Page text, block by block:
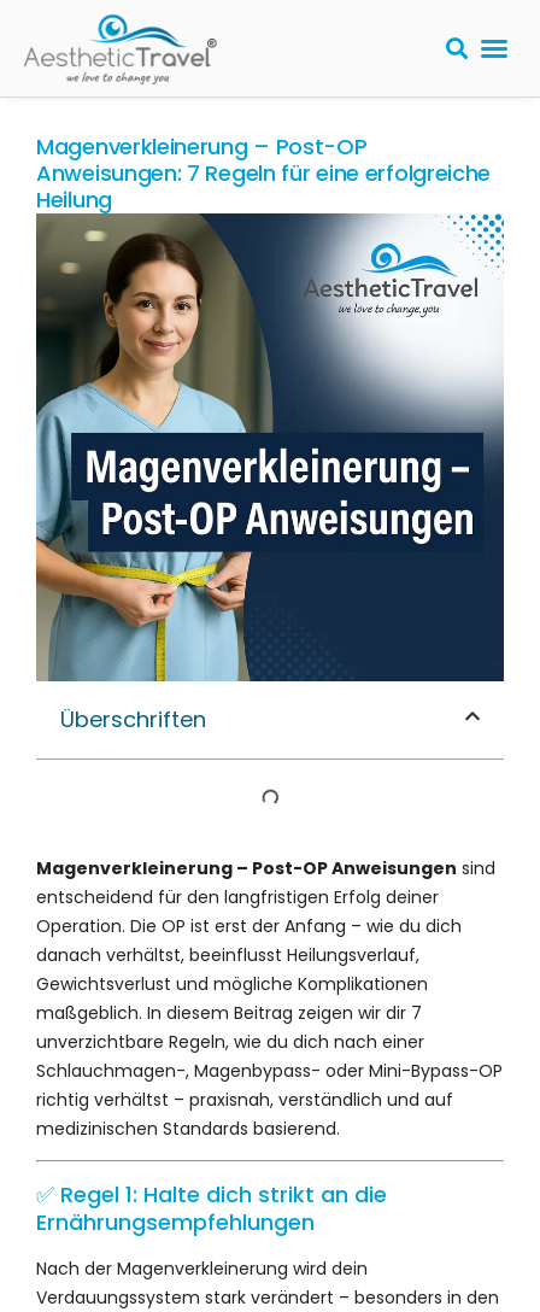
Magenverkleinerung – Post-OP
Anweisungen: 7 Regeln für eine erfolgreiche
Heilung
Überschriften
Magenverkleinerung – Post-OP Anweisungen sind
entscheidend für den langfristigen Erfolg deiner
Operation. Die OP ist erst der Anfang – wie du dich
danach verhältst, beeinflusst Heilungsverlauf,
Gewichtsverlust und mögliche Komplikationen
maßgeblich. In diesem Beitrag zeigen wir dir 7
unverzichtbare Regeln, wie du dich nach einer
Schlauchmagen-, Magenbypass- oder Mini-Bypass-OP
richtig verhältst – praxisnah, verständlich und auf
medizinischen Standards basierend.
✅ Regel 1: Halte dich strikt an die
Ernährungsempfehlungen
Nach der Magenverkleinerung wird dein
Verdauungssystem stark verändert – besonders in den